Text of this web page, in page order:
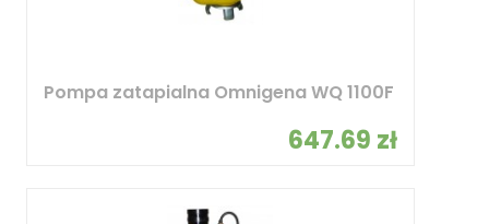
Pompa zatapialna Omnigena WQ 1100F
647.69 zł